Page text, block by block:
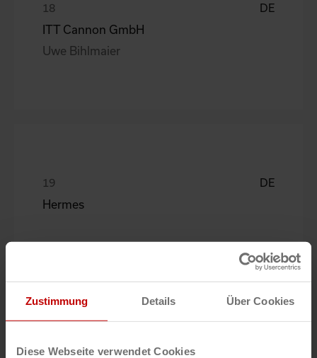
Zustimmung Details Über Cookies
Diese Webseite verwendet Cookies
DE
ITT Cannon GmbH
Uwe Bihlmaier
DE
Hermes